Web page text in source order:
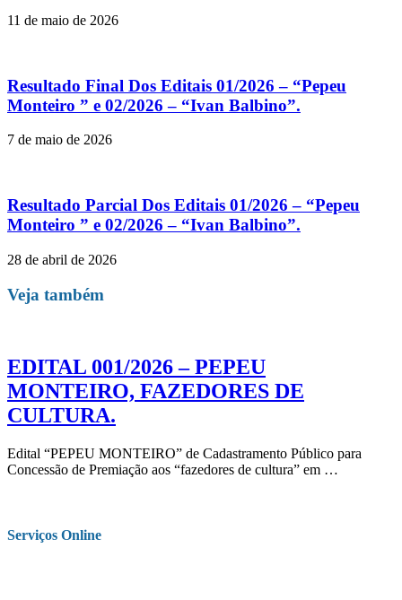
11 de maio de 2026
Resultado Final Dos Editais 01/2026 – “Pepeu
Monteiro ” e 02/2026 – “Ivan Balbino”.
7 de maio de 2026
Resultado Parcial Dos Editais 01/2026 – “Pepeu
Monteiro ” e 02/2026 – “Ivan Balbino”.
28 de abril de 2026
Veja também
EDITAL 001/2026 – PEPEU
MONTEIRO, FAZEDORES DE
CULTURA.
Edital “PEPEU MONTEIRO” de Cadastramento Público para
Concessão de Premiação aos “fazedores de cultura” em …
Serviços Online